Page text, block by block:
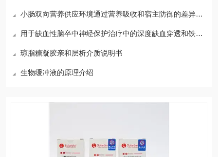
小肠双向营养供应环境通过营养吸收和宿主防御的差异调节影响小肠生理功能
用于缺血性脑卒中神经保护治疗中的深度缺血穿透和铁死亡抑制的仿生纳米马达
琼脂糖凝胶亲和层析介质说明书
生物缓冲液的原理介绍